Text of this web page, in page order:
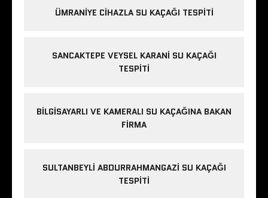
ÜMRANIYE CIHAZLA SU KAÇAĞI TESPITI
SANCAKTEPE VEYSEL KARANI SU KAÇAĞI
TESPITI
BILGISAYARLI VE KAMERALI SU KAÇAĞINA BAKAN
FIRMA
SULTANBEYLI ABDURRAHMANGAZI SU KAÇAĞI
TESPITI